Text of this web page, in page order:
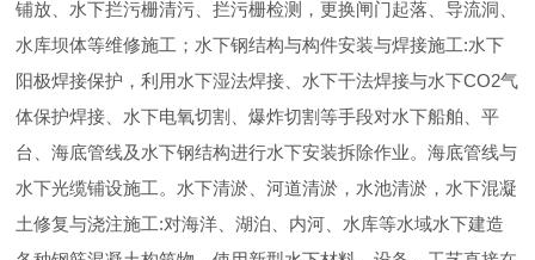
铺放、水下拦污栅清污、拦污栅检测，更换闸门起落、导流洞、
水库坝体等维修施工；水下钢结构与构件安装与焊接施工:水下
阳极焊接保护，利用水下湿法焊接、水下干法焊接与水下CO2气
体保护焊接、水下电氧切割、爆炸切割等手段对水下船舶、平
台、海底管线及水下钢结构进行水下安装拆除作业。海底管线与
水下光缆铺设施工。水下清淤、河道清淤，水池清淤，水下混凝
土修复与浇注施工:对海洋、湖泊、内河、水库等水域水下建造